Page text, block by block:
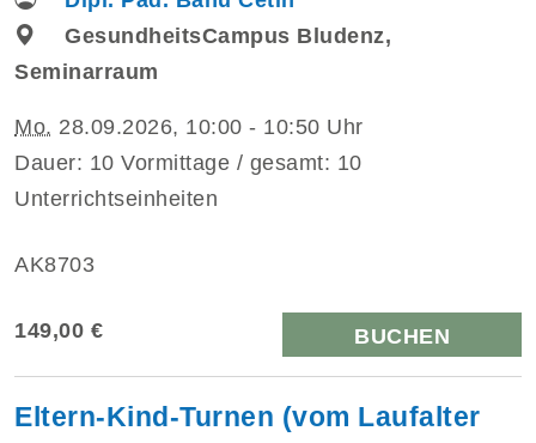
GesundheitsCampus Bludenz,
Seminarraum
Mo. 28.09.2026, 10:00 - 10:50 Uhr
Dauer: 10 Vormittage / gesamt: 10
Unterrichtseinheiten
AK8703
149,00 € BUCHEN
Eltern-Kind-Turnen (vom Laufalter